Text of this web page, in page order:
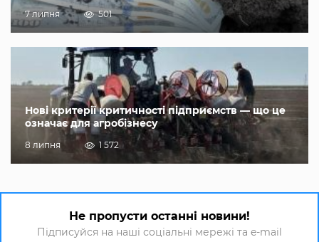
7 липня 501
Нові критерії критичності підприємств — що це
означає для агробізнесу
8 липня 1 572
Не пропусти останні новини!
Підписуйся на наші соціальні мережі та e-mail